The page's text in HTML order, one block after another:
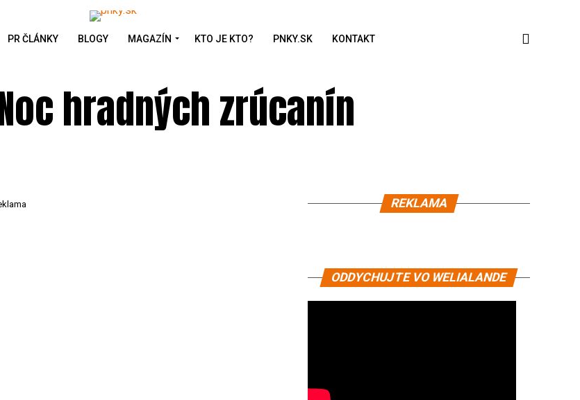
PR ČLÁNKY BLOGY MAGAZÍN KTO JE KTO? PNKY.SK KONTAKT
hradných zrúcanín
REKLAMA
ODDYCHUJTE VO WELIALANDE